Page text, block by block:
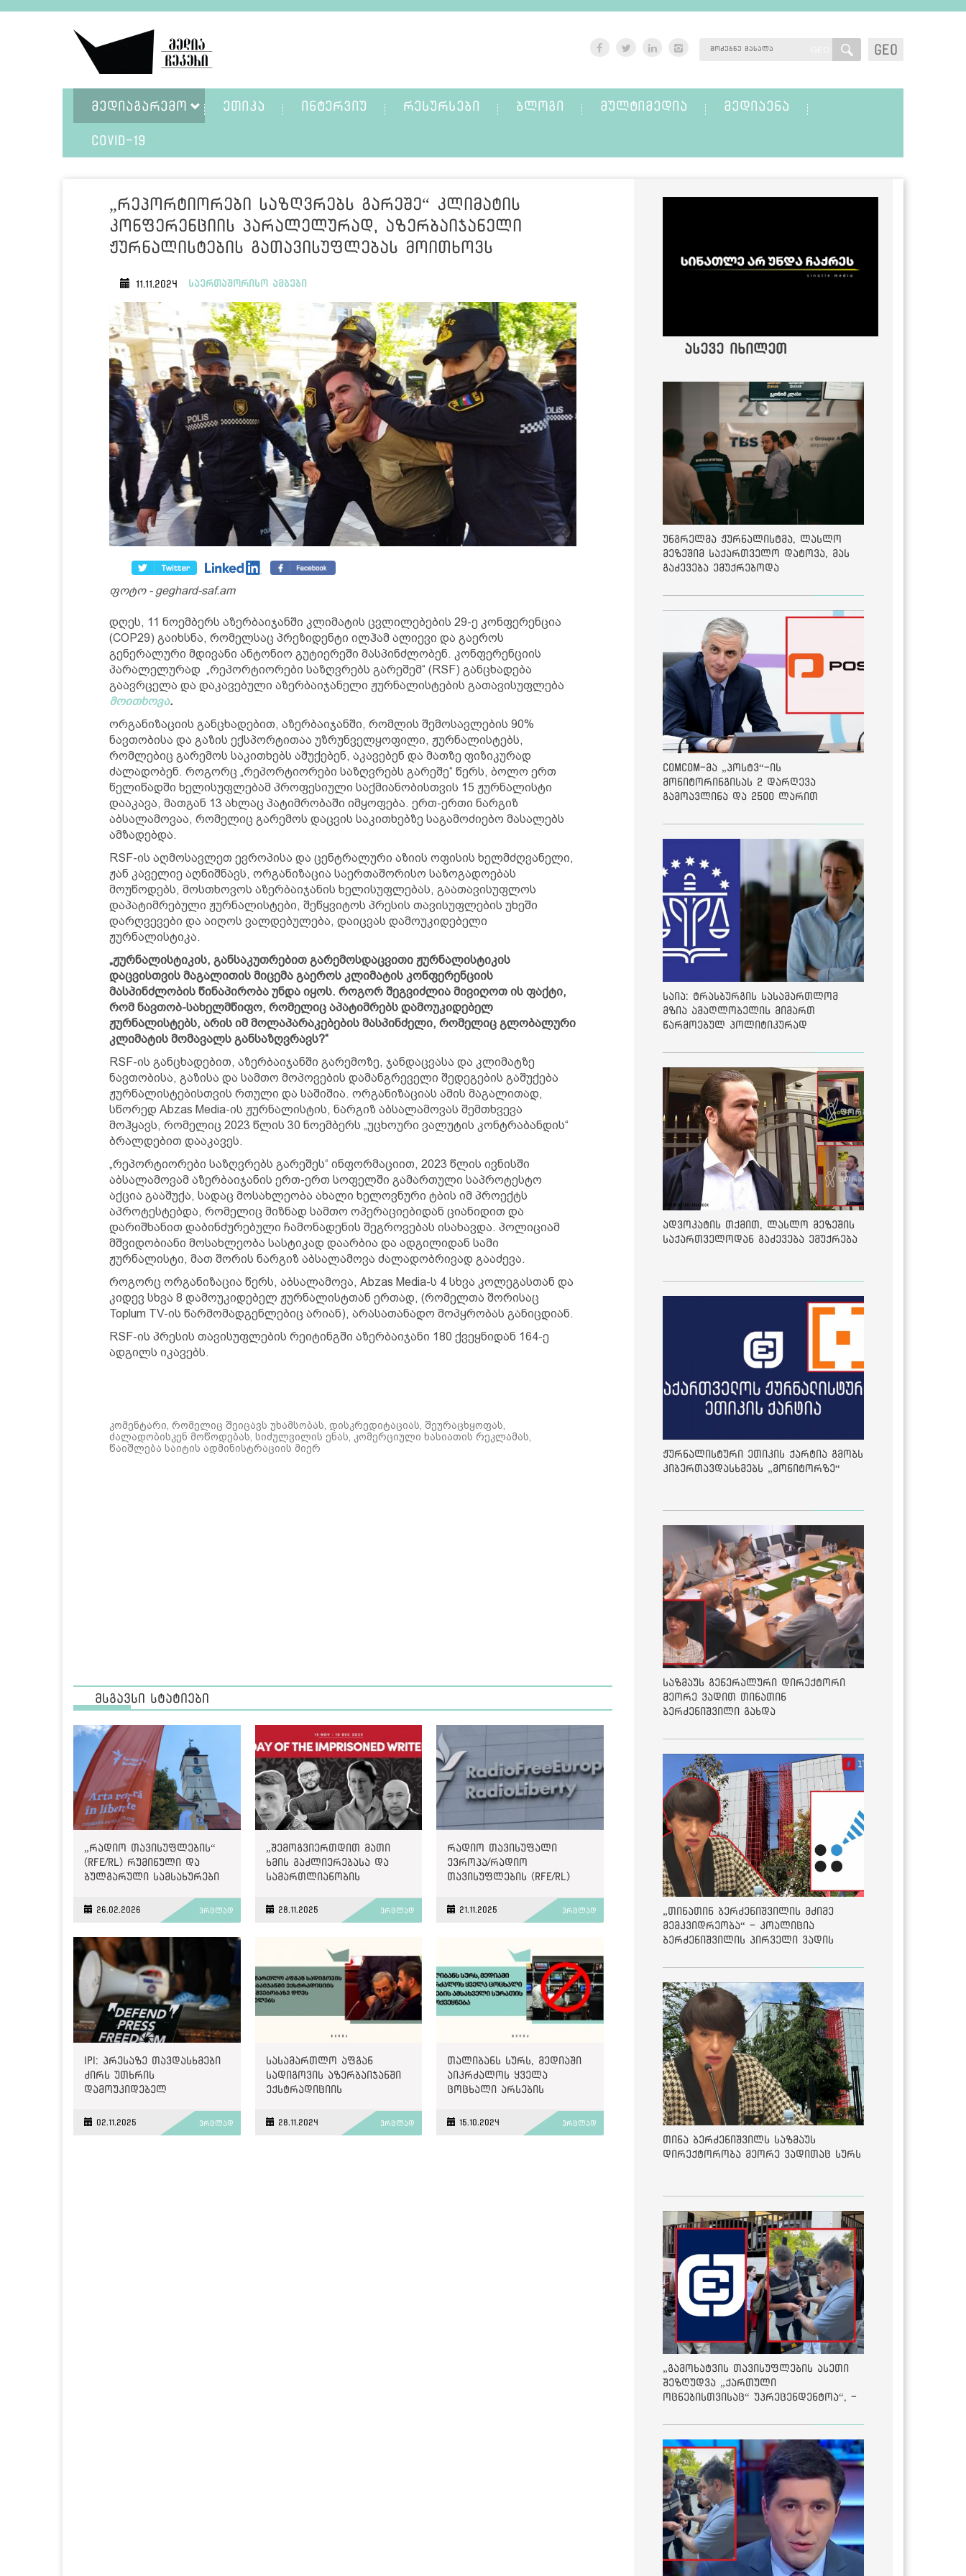
GEO
ᲛᲔᲓᲘᲐᲒᲐᲠᲔᲛᲝ ᲔᲗᲘᲙᲐ ᲘᲜᲢᲔᲠᲕᲘᲣ ᲠᲔᲡᲣᲠᲡᲔᲑᲘ ᲑᲚᲝᲒᲘ ᲛᲣᲚᲢᲘᲛᲔᲓᲘᲐ ᲛᲔᲓᲘᲐᲔᲜᲐ
COVID-19
„რეპორტიორები საზღვრებს გარეშე“ კლიმატის
კონფერენციის პარალელურად, აზერბაიჯანელი
ჟურნალისტების გათავისუფლებას მოითხოვს
11.11.2024 საერთაშორისო ამბები
ფოტო - geghard-saf.am
დღეს, 11 ნოემბერს აზერბაიჯანში კლიმატის ცვლილებების 29-ე კონფერენცია
(COP29) გაიხსნა, რომელსაც პრეზიდენტი ილჰამ ალიევი და გაეროს
გენერალური მდივანი ანტონიო გუტიერეში მასპინძლობენ. კონფერენციის
პარალელურად „რეპორტიორები საზღვრებს გარეშემ“ (RSF) განცხადება
გაავრცელა და დაკავებული აზერბაიჯანელი ჟურნალისტების გათავისუფლება
მოითხოვა.
ორგანიზაციის განცხადებით, აზერბაიჯანში, რომლის შემოსავლების 90%
ნავთობისა და გაზის ექსპორტითაა უზრუნველყოფილი, ჟურნალისტებს,
რომლებიც გარემოს საკითხებს აშუქებენ, აკავებენ და მათზე ფიზიკურად
ძალადობენ. როგორც „რეპორტიორები საზღვრებს გარეშე“ წერს, ბოლო ერთ
წელიწადში ხელისუფლებამ პროფესიული საქმიანობისთვის 15 ჟურნალისტი
დააკავა, მათგან 13 ახლაც პატიმრობაში იმყოფება. ერთ-ერთი ნარგიზ
აბსალამოვაა, რომელიც გარემოს დაცვის საკითხებზე საგამოძიებო მასალებს
ამზადებდა.
RSF-ის აღმოსავლეთ ევროპისა და ცენტრალური აზიის ოფისის ხელმძღვანელი,
ჟან კაველიე აღნიშნავს, ორგანიზაცია საერთაშორისო საზოგადოებას
მოუწოდებს, მოსთხოვოს აზერბაიჯანის ხელისუფლებას, გაათავისუფლოს
დაპატიმრებული ჟურნალისტები, შეწყვიტოს პრესის თავისუფლების უხეში
დარღვევები და აიღოს ვალდებულება, დაიცვას დამოუკიდებელი
ჟურნალისტიკა.
„ჟურნალისტიკის, განსაკუთრებით გარემოსდაცვითი ჟურნალისტიკის
დაცვისთვის მაგალითის მიცემა გაეროს კლიმატის კონფერენციის
მასპინძლობის წინაპირობა უნდა იყოს. როგორ შეგვიძლია მივიღოთ ის ფაქტი,
რომ ნავთობ-სახელმწიფო, რომელიც აპატიმრებს დამოუკიდებელ
ჟურნალისტებს, არის იმ მოლაპარაკებების მასპინძელი, რომელიც გლობალური
კლიმატის მომავალს განსაზღვრავს?“
RSF-ის განცხადებით, აზერბაიჯანში გარემოზე, ჯანდაცვასა და კლიმატზე
ნავთობისა, გაზისა და სამთო მოპოვების დამანგრეველი შედეგების გაშუქება
ჟურნალისტებისთვის რთული და საშიშია. ორგანიზაციას ამის მაგალითად,
სწორედ Abzas Media-ის ჟურნალისტის, ნარგიზ აბსალამოვას შემთხვევა
მოჰყავს, რომელიც 2023 წლის 30 ნოემბერს „უცხოური ვალუტის კონტრაბანდის“
ბრალდებით დააკავეს.
„რეპორტიორები საზღვრებს გარეშეს“ ინფორმაციით, 2023 წლის ივნისში
აბსალამოვამ აზერბაიჯანის ერთ-ერთ სოფელში გამართული საპროტესტო
აქცია გააშუქა, სადაც მოსახლეობა ახალი ხელოვნური ტბის იმ პროექტს
აპროტესტებდა, რომელიც მიზნად სამთო ოპერაციებიდან ციანიდით და
დარიშხანით დაბინძურებული ჩამონადენის შეგროვებას ისახავდა. პოლიციამ
მშვიდობიანი მოსახლეობა სასტიკად დაარბია და ადგილიდან სამი
ჟურნალისტი, მათ შორის ნარგიზ აბსალამოვა ძალადობრივად გააძევა.
როგორც ორგანიზაცია წერს, აბსალამოვა, Abzas Media-ს 4 სხვა კოლეგასთან და
კიდევ სხვა 8 დამოუკიდებელ ჟურნალისტთან ერთად, (რომელთა შორისაც
Toplum TV-ის წარმომადგენლებიც არიან), არასათანადო მოპყრობას განიცდიან.
RSF-ის პრესის თავისუფლების რეიტინგში აზერბაიჯანი 180 ქვეყნიდან 164-ე
ადგილს იკავებს.
კომენტარი, რომელიც შეიცავს უხამსობას, დისკრედიტაციას, შეურაცხყოფას,
ძალადობისკენ მოწოდებას, სიძულვილის ენას, კომერციული ხასიათის რეკლამას,
წაიშლება საიტის ადმინისტრაციის მიერ
მსგავსი სტატიები
„რადიო თავისუფლების“
(RFE/RL) რუმინული და
ბულგარული სამსახურები
26.02.2026 ვრცლად
„შემოგვიერთდით მათი
ხმის გაძლიერებასა და
სამართლიანობის
International-ი
პატიმრობაში მყოფ „ოთხ
28.11.2025 ვრცლად
რადიო თავისუფალი
ევროპა/რადიო
თავისუფლების (RFE/RL)
მუშაობა შეწყვიტა
21.11.2025 ვრცლად
IPI: პრესაზე თავდასხმები
ძირს უთხრის
დამოუკიდებელ
თავისუფალ
საზოგადოებებს ტირანიისა
02.11.2025 ვრცლად
სასამართლო აფგან
სადიგოვის აზერბაიჯანში
ექსტრადიციის
იმსჯელებს
28.11.2024 ვრცლად
თალიბანს სურს, მედიაში
აიკრძალოს ყველა
ცოცხალი არსების
გამოქვეყნება
15.10.2024 ვრცლად
ასევე იხილეთ
უნგრელმა ჟურნალისტმა, ლასლო
მეზეშიმ საქართველო დატოვა, მას
გაძევება ემუქრებოდა
ComCom-მა „პოსტვ“-ის
მონიტორინგისას 2 დარღევა
გამოავლინა და 2500 ლარით
საია: ტრასბურგის სასამართლომ
მზია ამაღლობელის მიმართ
წარმოებულ პოლიტიკურად
მეოთხე საჩივარი დაარეგისტრირა
ადვოკატის თქმით, ლასლო მეზეშის
საქართველოდან გაძევება ემუქრება
ჟურნალისტური ეთიკის ქარტია გმობს
კიბერთავდასხმებს „მონიტორზე“
საზმაუს გენერალური დირექტორი
მეორე ვადით თინათინ
ბერძენიშვილი გახდა
„თინათინ ბერძენიშვილის მძიმე
მემკვიდრეობა“ - კოალიცია
ბერძენიშვილის პირველი ვადის
თინა ბერძენიშვილს საზმაუს
დირექტორობა მეორე ვადითაც სურს
„გამოხატვის თავისუფლების ასეთი
შეზღუდვა „ქართული
ოცნებისთვისაც“ უპრეცენდენტოა“, -